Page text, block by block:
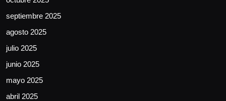
septiembre 2025
agosto 2025
julio 2025
junio 2025
mayo 2025
abril 2025